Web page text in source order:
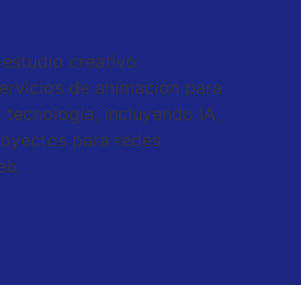
estudio creativo
de animación para
incluyendo IA,
para redes